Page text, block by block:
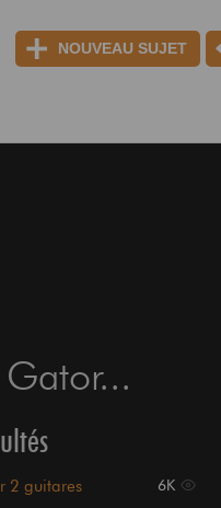
NOUVEAU SUJET
2 guitares
6K